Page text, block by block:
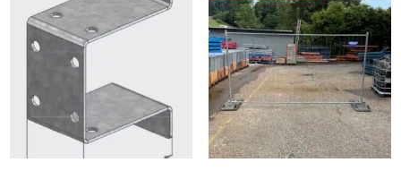
à
CHF 85.00